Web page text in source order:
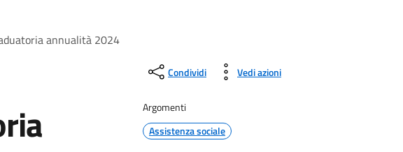
annualità 2024
Condividi Vedi azioni
Argomenti
Assistenza sociale